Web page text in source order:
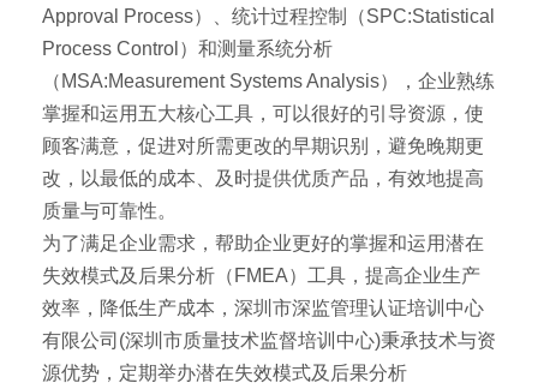
Approval Process）、统计过程控制（SPC:Statistical
Process Control）和测量系统分析
（MSA:Measurement Systems Analysis），企业熟练
掌握和运用五大核心工具，可以很好的引导资源，使
顾客满意，促进对所需更改的早期识别，避免晚期更
改，以最低的成本、及时提供优质产品，有效地提高
质量与可靠性。
为了满足企业需求，帮助企业更好的掌握和运用潜在
失效模式及后果分析（FMEA）工具，提高企业生产
效率，降低生产成本，深圳市深监管理认证培训中心
有限公司(深圳市质量技术监督培训中心)秉承技术与资
源优势，定期举办潜在失效模式及后果分析